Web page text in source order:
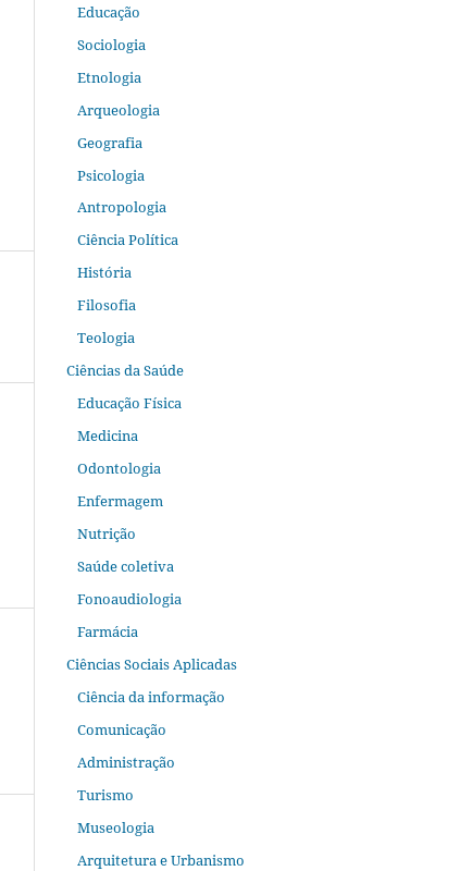
Educação
Sociologia
Etnologia
Arqueologia
Geografia
Psicologia
Antropologia
Ciência Política
História
Filosofia
Teologia
Ciências da Saúde
Educação Física
Medicina
Odontologia
Enfermagem
Nutrição
Saúde coletiva
Fonoaudiologia
Farmácia
Ciências Sociais Aplicadas
Ciência da informação
Comunicação
Administração
Turismo
Museologia
Arquitetura e Urbanismo